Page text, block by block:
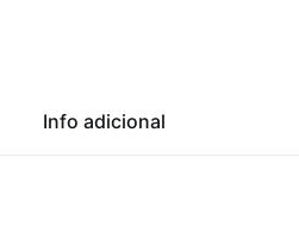
Info adicional